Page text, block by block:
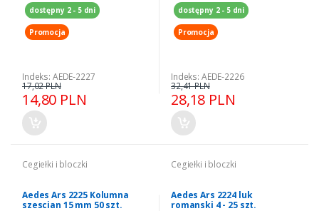
dostępny 2 - 5 dni
Promocja
Indeks: AEDE-2227
14,80 PLN
17,02 PLN
dostępny 2 - 5 dni
Promocja
Indeks: AEDE-2226
28,18 PLN
32,41 PLN
Cegiełki i bloczki
Aedes Ars 2225 Kolumna
szescian 15 mm 50 szt.
Cegiełki i bloczki
Aedes Ars 2224 luk
romanski 4 - 25 szt.